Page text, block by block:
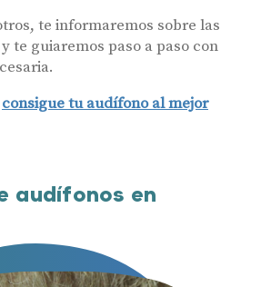
te informaremos sobre las
te guiaremos paso a paso con
consigue tu audífono al mejor
audífonos en